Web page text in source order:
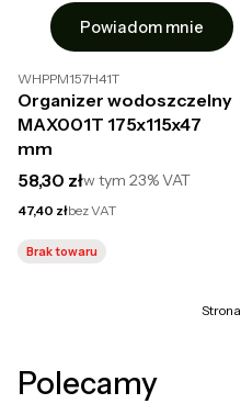
Powiadom mnie
WHPPM157H41T
Organizer wodoszczelny
MAX001T 175x115x47
mm
Cena brutto
58,30 złw tym 23%VAT
Cena netto
47,40 złbez VAT
Brak towaru
Strona
Polecamy